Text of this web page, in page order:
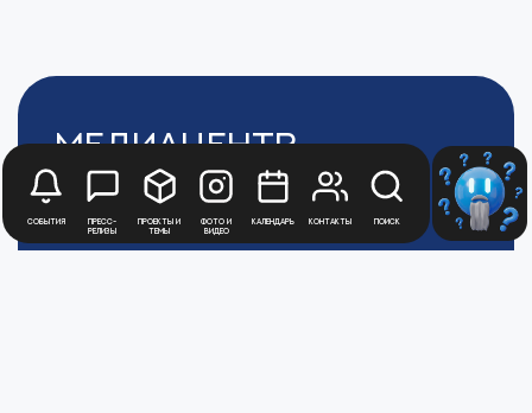
События
Пресс-
релизы
Проекты и
темы
Фото и
видео
Календарь Контакты Поиск
Медиацентр
Атомной
Промышленности